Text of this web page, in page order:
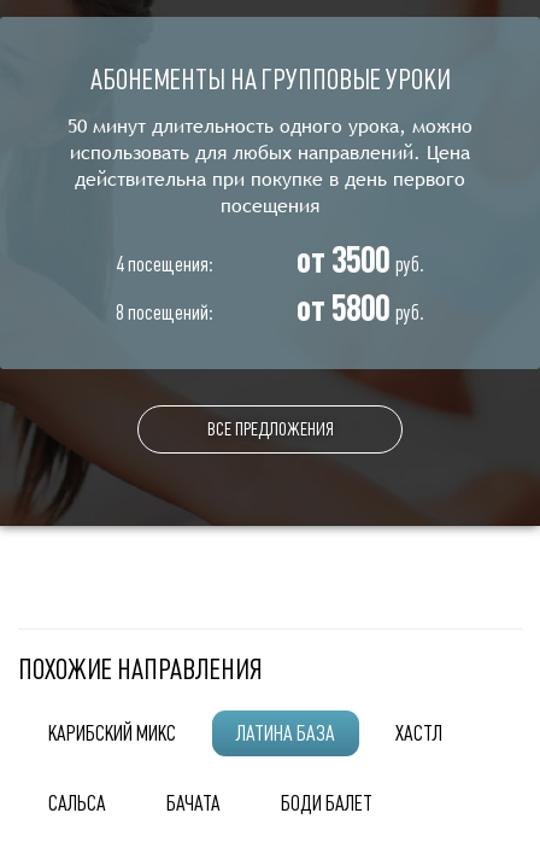
АБОНЕМЕНТЫ НА ГРУППОВЫЕ УРОКИ
50 минут длительность одного урока, можно
использовать для любых направлений. Цена
действительна при покупке в день первого
посещения
4 посещения: от 3500 руб.
8 посещений:
от 5800 руб.
ВСЕ ПРЕДЛОЖЕНИЯ
ПОХОЖИЕ НАПРАВЛЕНИЯ
КАРИБСКИЙ МИКС ЛАТИНА БАЗА ХАСТЛ
САЛЬСА БАЧАТА БОДИ БАЛЕТ